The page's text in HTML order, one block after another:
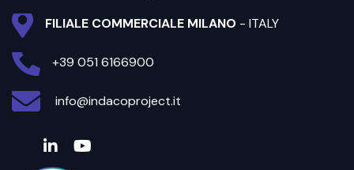
FILIALE COMMERCIALE MILANO - ITALY
+39 051 6166900
info@indacoproject.it